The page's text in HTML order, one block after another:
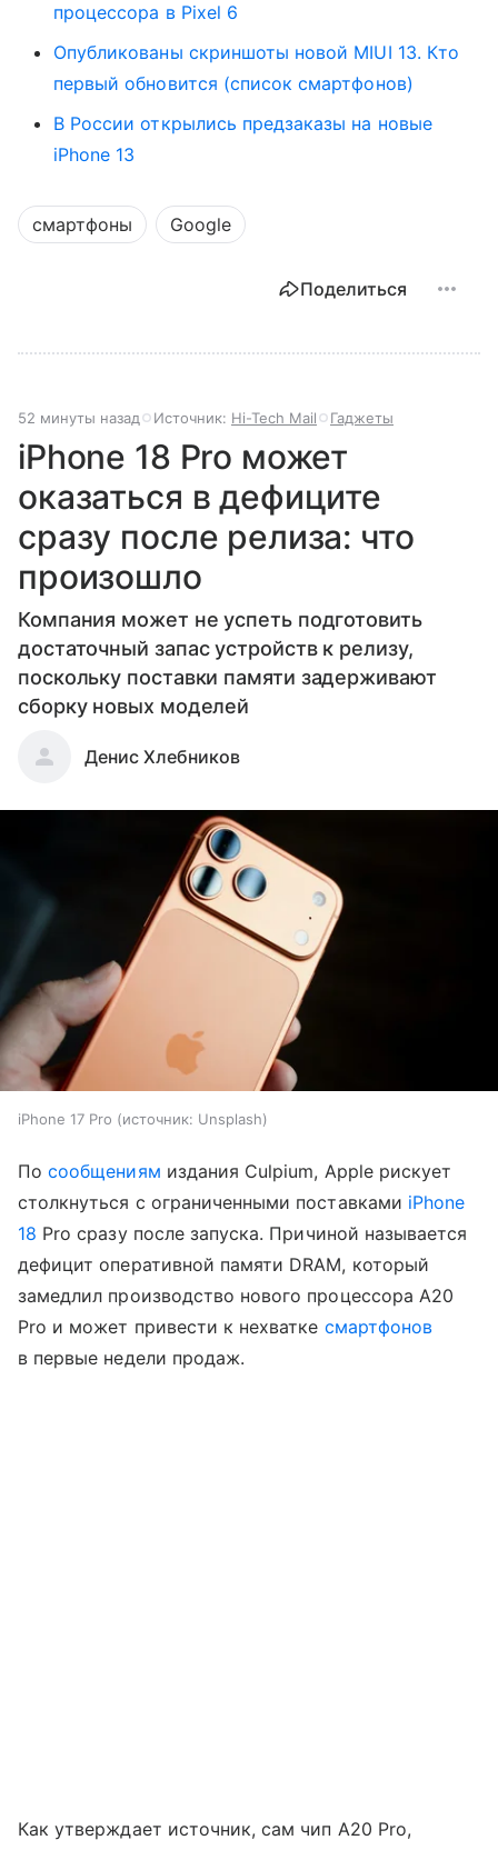
процессора в Pixel 6
Опубликованы скриншоты новой MIUI 13. Кто
первый обновится (список смартфонов)
В России открылись предзаказы на новые
iPhone 13
смартфоны Google
Поделиться
52 минуты назад Источник: Hi-Tech Mail Гаджеты
iPhone 18 Pro может
оказаться в дефиците
сразу после релиза: что
произошло
Компания может не успеть подготовить
достаточный запас устройств к релизу,
поскольку поставки памяти задерживают
сборку новых моделей
Денис Хлебников
iPhone 17 Pro источник: Unsplash
Посообщениям издания Culpium, Apple рискует
столкнуться с ограниченными поставками iPhone
18 Pro сразу после запуска. Причиной называется
дефицит оперативной памяти DRAM, который
замедлил производство нового процессора A20
Pro и может привести к нехватке смартфонов
в первые недели продаж.
Как утверждает источник, сам чип A20 Pro,